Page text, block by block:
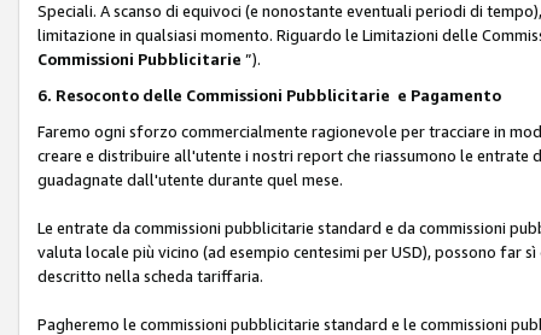
Speciali. A scanso di equivoci (e nonostante eventuali periodi di
limitazione in qualsiasi momento. Riguardo le Limitazioni delle
Commissioni Pubblicitarie ”).
6. Resoconto delle Commissioni Pubblicitarie e Pagamento
Faremo ogni sforzo commercialmente ragionevole per tracciare in
creare e distribuire all'utente i nostri report che riassumono le
guadagnate dall'utente durante quel mese.
Le entrate da commissioni pubblicitarie standard e da commissioni
valuta locale più vicino (ad esempio centesimi per USD), possono far
descritto nella scheda tariffaria.
Pagheremo le commissioni pubblicitarie standard e le commissioni